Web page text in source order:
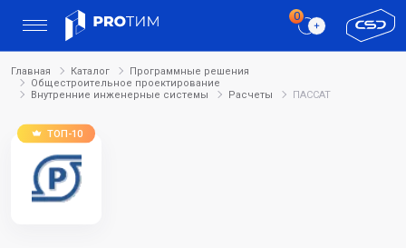
Главная Каталог
Программные решения
Общестроительное проектирование
Внутренние инженерные системы
Расчеты ПАССАТ